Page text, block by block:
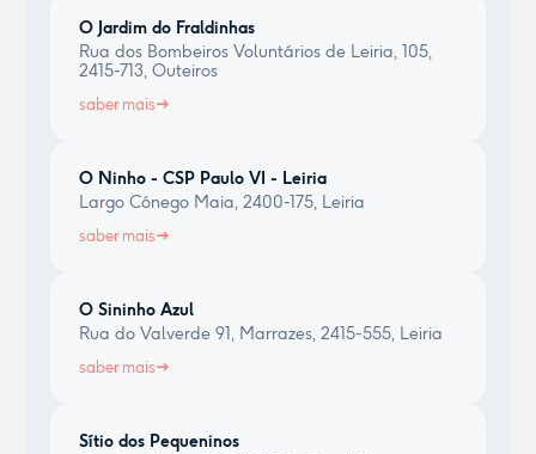
O Jardim do Fraldinhas
Rua dos Bombeiros Voluntários de Leiria, 105,
2415-713, Outeiros
saber mais
O Ninho - CSP Paulo VI - Leiria
Largo Cónego Maia, 2400-175, Leiria
saber mais
O Sininho Azul
Rua do Valverde 91, Marrazes, 2415-555, Leiria
saber mais
Sítio dos Pequeninos